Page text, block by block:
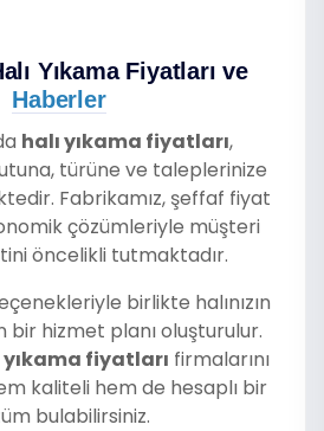
Yıkama Fiyatları ve
Haberler
halı yıkama fiyatları,
türüne ve taleplerinize
Fabrikamız, şeffaf fiyat
çözümleriyle müşteri
öncelikli tutmaktadır.
birlikte halınızın
bir hizmet planı oluşturulur.
yıkama fiyatları firmalarını
kaliteli hem de hesaplı bir
bulabilirsiniz.